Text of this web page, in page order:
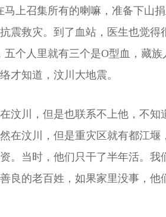
上召集所有的喇嘛，准备下山
救灾。到了血站，医生也觉
个人里就有三个是O型血，藏
才知道，汶川大地震。
汶川，但是也联系不上他，不
汶川，但是重灾区就有都江
。当时，他们只干了半年活。
良的老百姓，如果家里没事，